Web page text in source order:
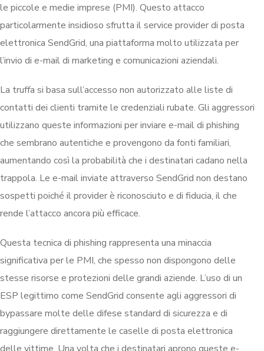
le piccole e medie imprese (PMI). Questo attacco
particolarmente insidioso sfrutta il service provider di posta
elettronica SendGrid, una piattaforma molto utilizzata per
l’invio di e-mail di marketing e comunicazioni aziendali.
La truffa si basa sull’accesso non autorizzato alle liste di
contatti dei clienti tramite le credenziali rubate. Gli aggressori
utilizzano queste informazioni per inviare e-mail di phishing
che sembrano autentiche e provengono da fonti familiari,
aumentando così la probabilità che i destinatari cadano nella
trappola. Le e-mail inviate attraverso SendGrid non destano
sospetti poiché il provider è riconosciuto e di fiducia, il che
rende l’attacco ancora più efficace.
Questa tecnica di phishing rappresenta una minaccia
significativa per le PMI, che spesso non dispongono delle
stesse risorse e protezioni delle grandi aziende. L’uso di un
ESP legittimo come SendGrid consente agli aggressori di
bypassare molte delle difese standard di sicurezza e di
raggiungere direttamente le caselle di posta elettronica